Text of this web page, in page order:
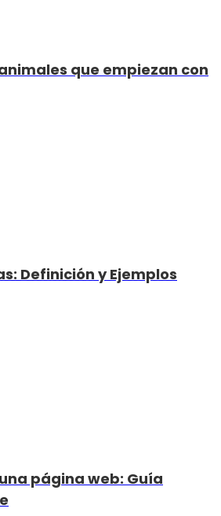
que empiezan con
Definición y Ejemplos
página web: Guía